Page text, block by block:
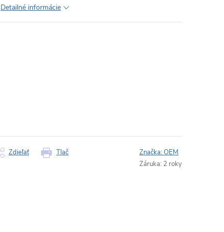
Detailné informácie
Tlač
Zdieľať Značka:OEM
Záruka: 2 roky